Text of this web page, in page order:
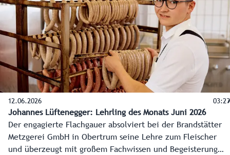
Rahmen der Waldchampions-Initiative die Vielfalt dieses
Lebensraumes kennen.
12.06.2026 03:29
Johannes Lüftenegger: Lehrling des Monats Juni 2026
Der engagierte Flachgauer absolviert bei der Brandstätter
Metzgerei GmbH in Obertrum seine Lehre zum Fleischer
und überzeugt mit großem Fachwissen und Begeisterung